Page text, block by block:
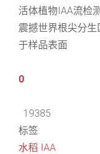
活体植物IAA流检
震撼世界根尖分
于样品表面
0
19385
标签:
水稻 IAA